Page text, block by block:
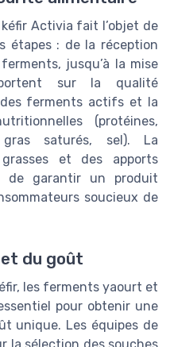
Activia fait l’objet de
étapes : de la réception
jusqu’à la mise
sur la qualité
ferments actifs et la
(protéines,
saturés, sel). La
et des apports
de garantir un produit
soucieux de
du goût
les ferments yaourt et
pour obtenir une
unique. Les équipes de